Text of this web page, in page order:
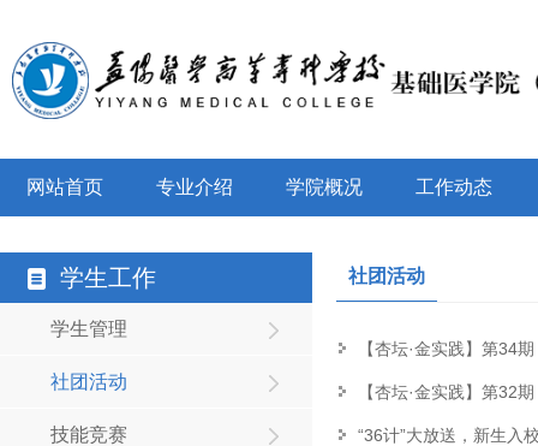
网站首页 专业介绍 学院概况 工作动态
学生工作
学生管理
社团活动
技能竞赛
社团活动
【杏坛·金实践】第34
【杏坛·金实践】第32
“36计”大放送，新生入